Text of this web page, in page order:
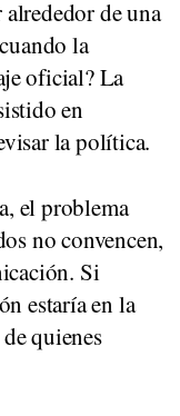
de una
la
oficial? La
en
la política.
el problema
no convencen,
Si
estaría en la
quienes